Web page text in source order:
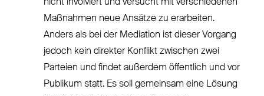
nicht involviert und versucht mit verschiedenen
Maßnahmen neue Ansätze zu erarbeiten.
Anders als bei der Mediation ist dieser Vorgang
jedoch kein direkter Konflikt zwischen zwei
Parteien und findet außerdem öffentlich und vor
Publikum statt. Es soll gemeinsam eine Lösung